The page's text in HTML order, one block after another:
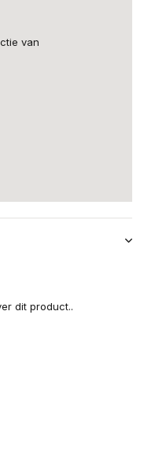
van
dit product..